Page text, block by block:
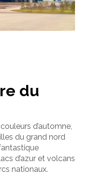
du
d’automne,
du grand nord
d’azur et volcans
nationaux.